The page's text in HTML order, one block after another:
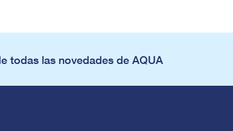
todas las novedades de AQUA